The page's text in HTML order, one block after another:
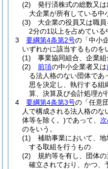
(2)
発行済株式の総数又
大企業が所有している中
(3)
大企業の役員又は職
2分の1以上を占めている
3
要綱第4条第2号の「中小
いずれかに該当するものを
(1)
事業協同組合、企業
(2)
前項の中小企業者又は
る法人格のない団体であ
思を決定し、執行する組
算、決算及び会計処理が
4
要綱第4条第3号の「任意
人で構成される法人格のな
体等を除く。)であって、
のをいう。
(1)
補助事業において、
する取組を行うもの
(2)
規約等を有し、団体
確立されており、かつ、